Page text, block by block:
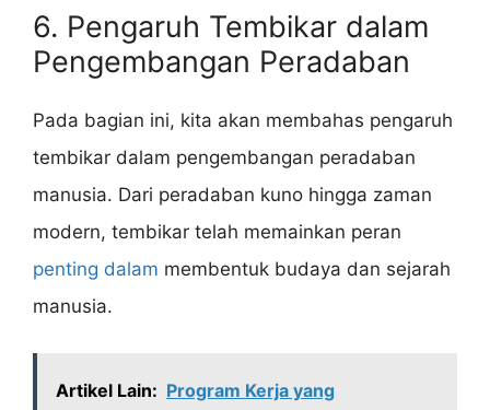
6. Pengaruh Tembikar dalam
Pengembangan Peradaban
Pada bagian ini, kita akan membahas pengaruh
tembikar dalam pengembangan peradaban
manusia. Dari peradaban kuno hingga zaman
modern, tembikar telah memainkan peran
penting dalam membentuk budaya dan sejarah
manusia.
Artikel Lain: Program Kerja yang